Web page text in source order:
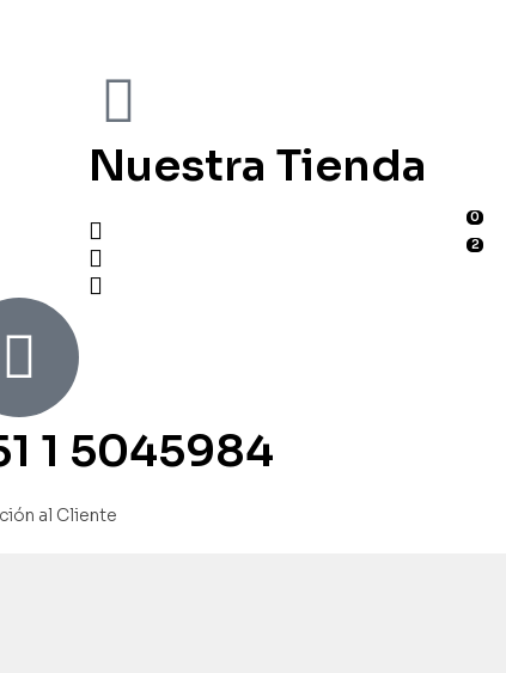
Nuestra Tienda
2
0
1 5045984
al Cliente